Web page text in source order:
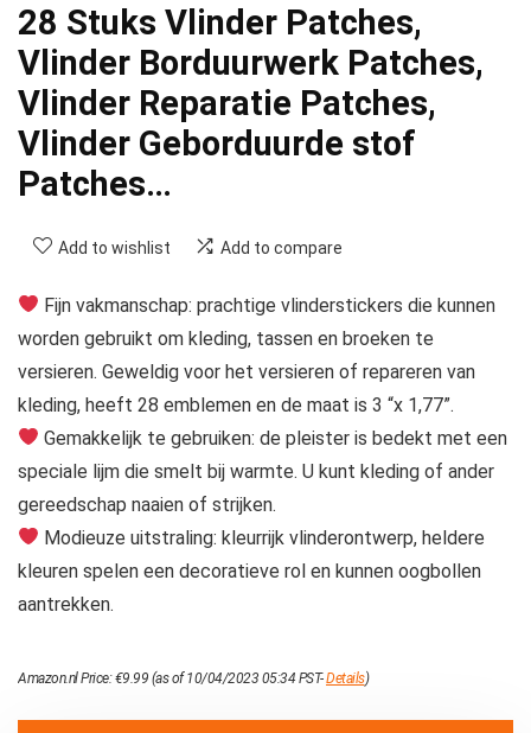
28 Stuks Vlinder Patches,
Vlinder Borduurwerk Patches,
Vlinder Reparatie Patches,
Vlinder Geborduurde stof
Patches…
Add to wishlist Add to compare
Fijn vakmanschap: prachtige vlinderstickers die kunnen
worden gebruikt om kleding, tassen en broeken te
versieren. Geweldig voor het versieren of repareren van
kleding, heeft 28 emblemen en de maat is 3 “x 1,77”.
Gemakkelijk te gebruiken: de pleister is bedekt met een
speciale lijm die smelt bij warmte. U kunt kleding of ander
gereedschap naaien of strijken.
Modieuze uitstraling: kleurrijk vlinderontwerp, heldere
kleuren spelen een decoratieve rol en kunnen oogbollen
aantrekken.
Amazon.nl Price:€9.99 (as of 10/04/2023 05:34 PST-Details)